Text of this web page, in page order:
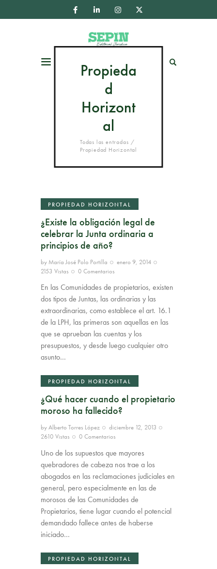
Propieda
d
Horizont
al
Todas las entradas
Propiedad Horizontal
PROPIEDAD HORIZONTAL
¿Existe la obligación legal de
celebrar la Junta ordinaria a
principios de año?
by María José Polo Portilla
enero 9, 2014
2153 Vistas 0 Comentarios
En las Comunidades de propietarios, existen
dos tipos de Juntas, las ordinarias y las
extraordinarias, como establece el art. 16.1
de la LPH, las primeras son aquellas en las
que se aprueban las cuentas y los
presupuestos, y desde luego cualquier otro
asunto…
PROPIEDAD HORIZONTAL
¿Qué hacer cuando el propietario
moroso ha fallecido?
byAlberto Torres López
diciembre 12, 2013
2610 Vistas 0 Comentarios
Uno de los supuestos que mayores
quebradores de cabeza nos trae a los
abogados en las reclamaciones judiciales en
general, pero especialmente en las de
morosos de las Comunidades de
Propietarios, tiene lugar cuando el potencial
demandado fallece antes de haberse
iniciado…
PROPIEDAD HORIZONTAL